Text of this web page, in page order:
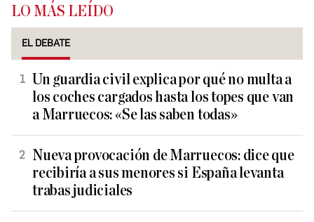
LO MÁS LEÍDO
EL DEBATE
Un guardia civil explica por qué no multa a
los coches cargados hasta los topes que van
a Marruecos: «Se las saben todas»
Nueva provocación de Marruecos: dice que
recibiría a sus menores si España levanta
trabas judiciales